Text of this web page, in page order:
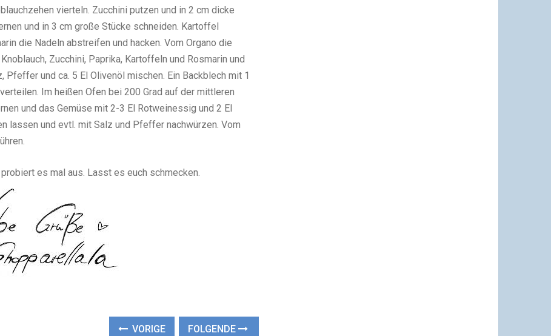
vierteln. Zucchini putzen und in 2 cm dicke
und in 3 cm große Stücke schneiden. Kartoffel
die Nadeln abstreifen und hacken. Vom Organo die
Zucchini, Paprika, Kartoffeln und Rosmarin und
Pfeffer und ca. 5 El Olivenöl mischen. Ein Backblech mit 1
Im heißen Ofen bei 200 Grad auf der mittleren
und das Gemüse mit 2-3 El Rotweinessig und 2 El
lassen und evtl. mit Salz und Pfeffer nachwürzen. Vom
es mal aus. Lasst es euch schmecken.
VORIGE FOLGENDE